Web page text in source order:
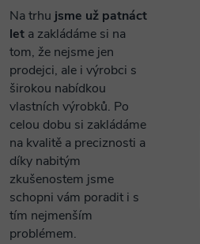
Na trhu jsme už patnáct
let a zakládáme si na
tom, že nejsme jen
prodejci, ale i výrobci s
širokou nabídkou
vlastních výrobků. Po
celou dobu si zakládáme
na kvalitě a preciznosti a
díky nabitým
zkušenostem jsme
schopni vám poradit i s
tím nejmenším
problémem.